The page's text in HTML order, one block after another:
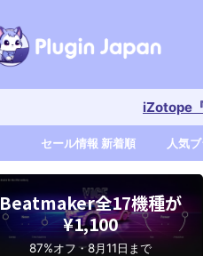
iZotope
セール情報 新着順 人気
Beatmaker全17機種が
¥1,100
87%オフ・8月11日まで